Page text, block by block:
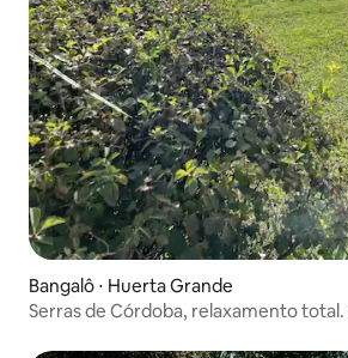
Bangalô ⋅ Huerta Grande